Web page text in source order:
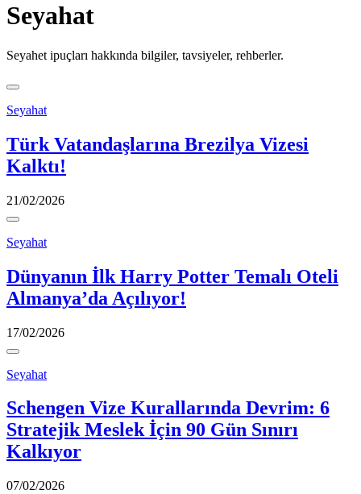
Seyahat
Seyahet ipuçları hakkında bilgiler, tavsiyeler, rehberler.
Seyahat
Türk Vatandaşlarına Brezilya Vizesi
Kalktı!
21/02/2026
Seyahat
Dünyanın İlk Harry Potter Temalı Oteli
Almanya’da Açılıyor!
17/02/2026
Seyahat
Schengen Vize Kurallarında Devrim: 6
Stratejik Meslek İçin 90 Gün Sınırı
Kalkıyor
07/02/2026